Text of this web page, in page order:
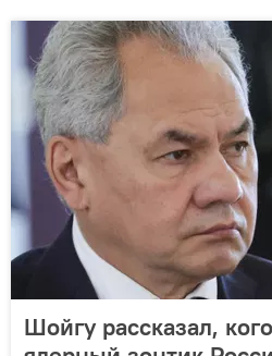
Шойгу рассказал,